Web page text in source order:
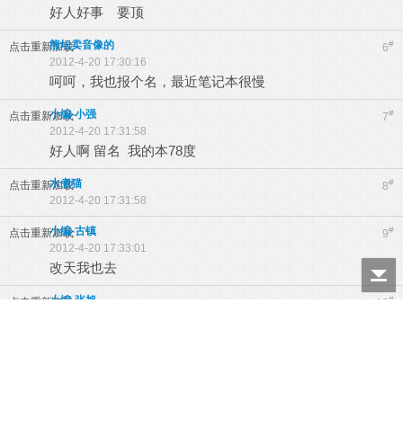
好人好事 要顶
点击重新加载 6#
熊坛卖音像的
2012-4-20 17:30:16
呵呵，我也报个名，最近笔记本很慢
点击重新加载 7#
小编-小强
2012-4-20 17:31:58
好人啊 留名 我的本78度
点击重新加载 8#
水煮猫
2012-4-20 17:31:58
点击重新加载 9#
小编-古镇
2012-4-20 17:33:01
改天我也去
点击重新加载 10#
小编-张旭